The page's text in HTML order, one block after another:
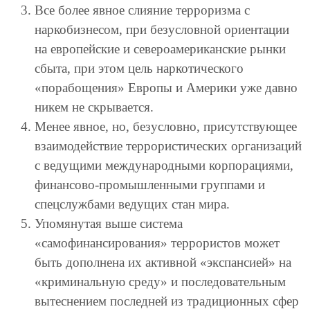
Все более явное слияние терроризма с
наркобизнесом, при безусловной ориентации
на европейские и североамериканские рынки
сбыта, при этом цель наркотического
«порабощения» Европы и Америки уже давно
никем не скрывается.
Менее явное, но, безусловно, присутствующее
взаимодействие террористических организаций
с ведущими международными корпорациями,
финансово-промышленными группами и
спецслужбами ведущих стан мира.
Упомянутая выше система
«самофинансирования» террористов может
быть дополнена их активной «экспансией» на
«криминальную среду» и последовательным
вытеснением последней из традиционных сфер